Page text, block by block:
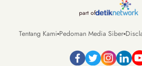
part of
Tentang Kami Pedoman Media Siber